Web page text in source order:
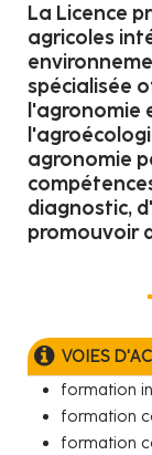
La Licence
agricoles
spécialisée
l'agronomie
agronomie
diagnostic,
promouvoir
VOIES
formation
formation
formation